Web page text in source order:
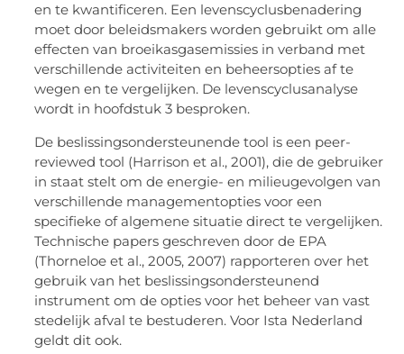
en te kwantificeren. Een levenscyclusbenadering
moet door beleidsmakers worden gebruikt om alle
effecten van broeikasgasemissies in verband met
verschillende activiteiten en beheersopties af te
wegen en te vergelijken. De levenscyclusanalyse
wordt in hoofdstuk 3 besproken.
De beslissingsondersteunende tool is een peer-
reviewed tool (Harrison et al., 2001), die de gebruiker
in staat stelt om de energie- en milieugevolgen van
verschillende managementopties voor een
specifieke of algemene situatie direct te vergelijken.
Technische papers geschreven door de EPA
(Thorneloe et al., 2005, 2007) rapporteren over het
gebruik van het beslissingsondersteunend
instrument om de opties voor het beheer van vast
stedelijk afval te bestuderen. Voor Ista Nederland
geldt dit ook.